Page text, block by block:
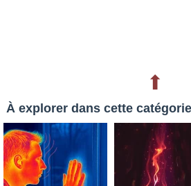
⬆
À explorer dans cette catégorie